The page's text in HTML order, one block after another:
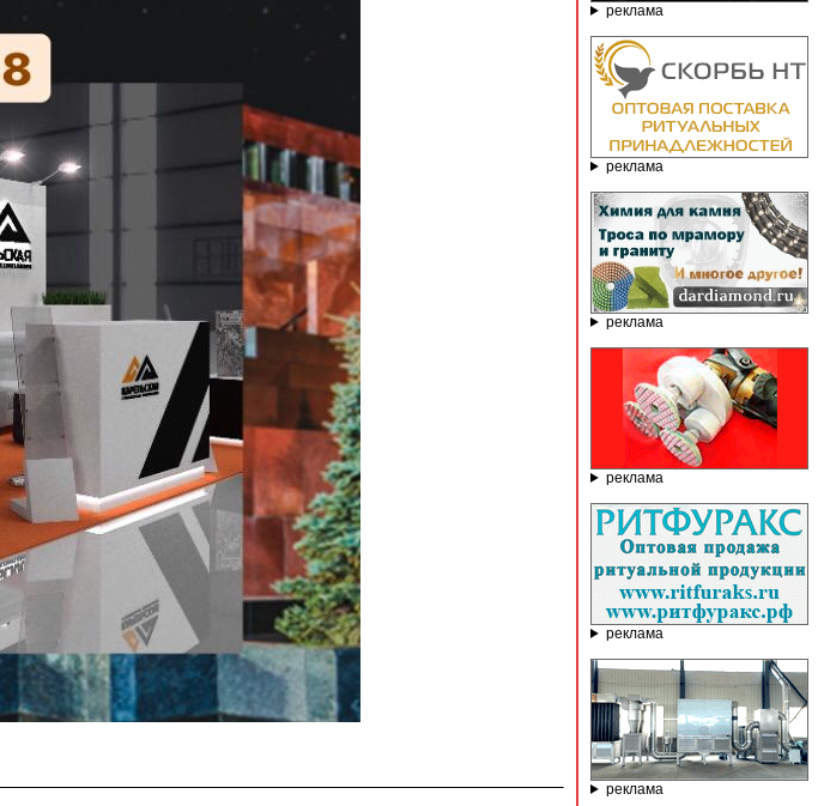
реклама
реклама
реклама
реклама
реклама
реклама